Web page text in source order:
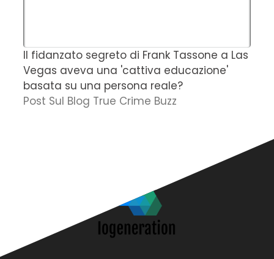
Il fidanzato segreto di Frank Tassone a Las
Vegas aveva una 'cattiva educazione'
basata su una persona reale?
Post Sul Blog True Crime Buzz